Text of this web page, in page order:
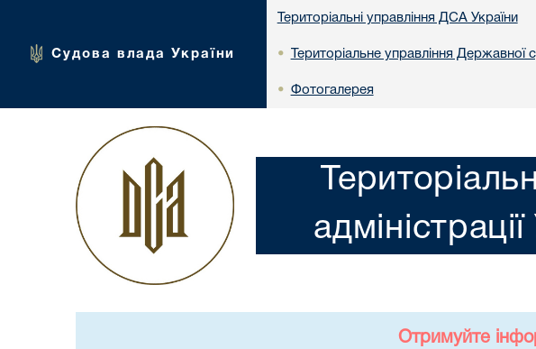
Судова влада України
Територіальні управління ДСА України
• Територіальне управління Державної
• Фотогалерея
Отримуйте